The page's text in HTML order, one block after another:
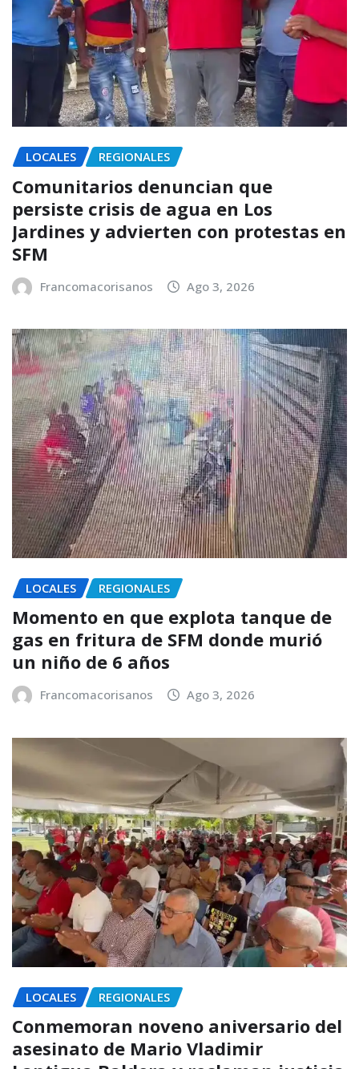
LOCALES REGIONALES
Comunitarios denuncian que
persiste crisis de agua en Los
Jardines y advierten con protestas en
SFM
Francomacorisanos Ago 3, 2026
LOCALES REGIONALES
Momento en que explota tanque de
gas en fritura de SFM donde murió
un niño de 6 años
Francomacorisanos Ago 3, 2026
LOCALES REGIONALES
Conmemoran noveno aniversario del
asesinato de Mario Vladimir